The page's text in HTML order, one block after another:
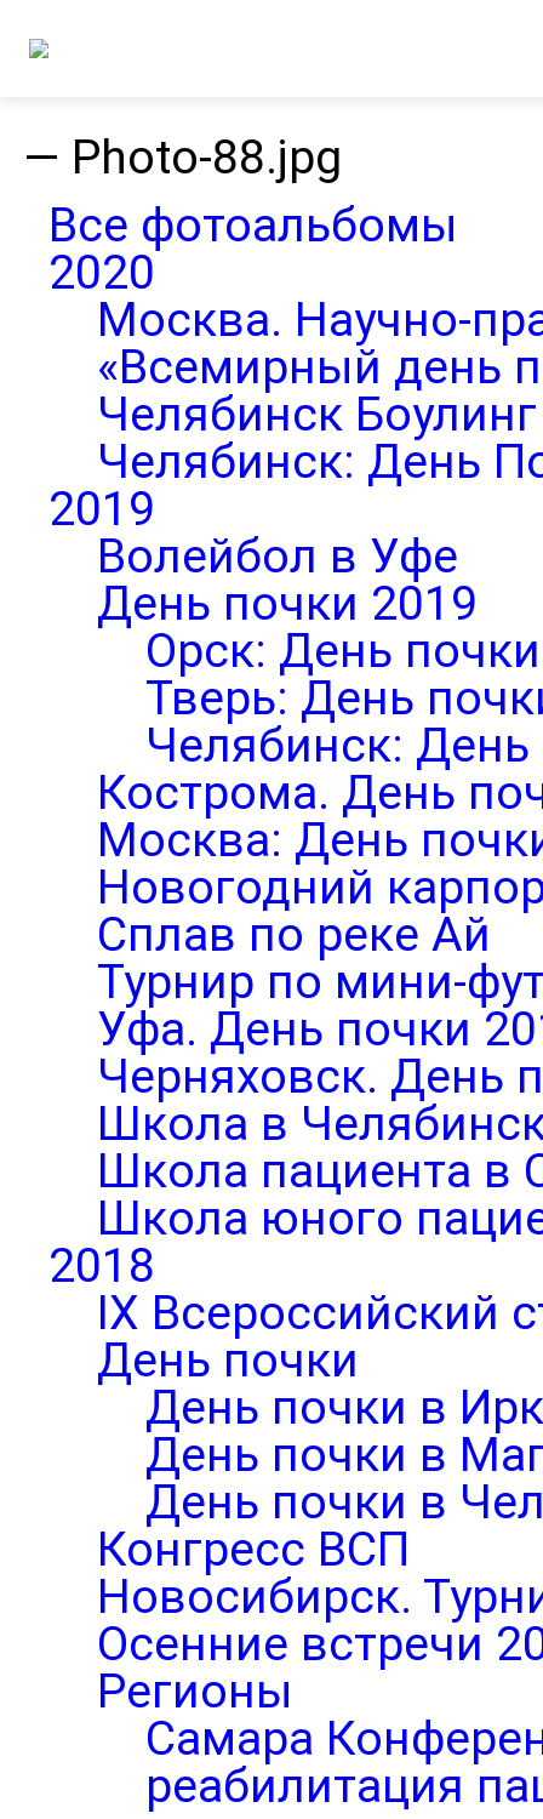
— Photo-88.jpg
Все фотоальбомы
2020
Москва. Научно-
«Всемирный день
Челябинск
Челябинск: День
2019
Волейбол в Уфе
День почки 2019
Орск: День почки
Тверь: День
Челябинск:
Кострома. День
Москва: День
Новогодний
Сплав по реке Ай
Турнир по мини-
Уфа. День почки
Черняховск. День
Школа в
Школа пациента в
Школа юного
2018
IX Всероссийский
День почки
День почки в
День почки в
День почки в
Конгресс ВСП
Новосибирск.
Осенние встречи
Регионы
Самара
реабилитация